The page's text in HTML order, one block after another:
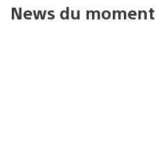
News du moment